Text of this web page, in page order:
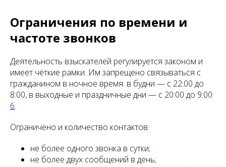
Ограничения по времени и
частоте звонков
Деятельность взыскателей регулируется законом и
имеет чёткие рамки. Им запрещено связываться с
гражданином в ночное время: в будни — с 22:00 до
8:00, в выходные и праздничные дни — с 20:00 до 9:00
6.
Ограничено и количество контактов:
не более одного звонка в сутки;
не более двух сообщений в день;